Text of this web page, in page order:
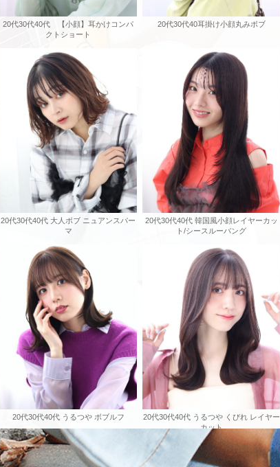
20代30代40代 【小顔】耳かけコンパ
クトショート
20代30代40耳掛け小顔丸みボブ
20代30代40代 大人ボブ ニュアンスパー
マ
20代30代40代 韓国風小顔レイヤーカッ
ト/シースルーバング
20代30代40代 うるつや ボブルフ
20代30代40代 うるつや くびれ レイヤー
カット